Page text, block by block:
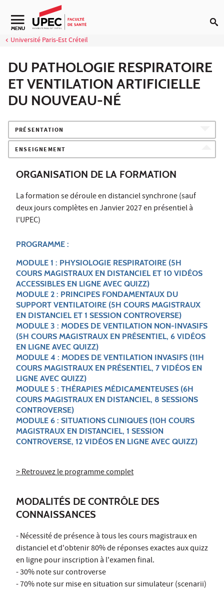
Aller au contenu
Navigation secondaire
MENU
Université Paris-Est Créteil
DU PATHOLOGIE RESPIRATOIRE
ET VENTILATION ARTIFICIELLE
DU NOUVEAU-NÉ
PRÉSENTATION
ENSEIGNEMENT
ORGANISATION DE LA FORMATION
La formation se déroule en distanciel synchrone (sauf
deux jours complètes en Janvier 2027 en présentiel à
l'UPEC)
PROGRAMME :
MODULE 1 : PHYSIOLOGIE RESPIRATOIRE (5H
COURS MAGISTRAUX EN DISTANCIEL ET 10 VIDÉOS
ACCESSIBLES EN LIGNE AVEC QUIZZ)
MODULE 2 : PRINCIPES FONDAMENTAUX DU
SUPPORT VENTILATOIRE (5H COURS MAGISTRAUX
EN DISTANCIEL ET 1 SESSION CONTROVERSE)
MODULE 3 : MODES DE VENTILATION NON-INVASIFS
(5H COURS MAGISTRAUX EN PRÉSENTIEL, 6 VIDÉOS
EN LIGNE AVEC QUIZZ)
MODULE 4 : MODES DE VENTILATION INVASIFS (11H
COURS MAGISTRAUX EN PRÉSENTIEL, 7 VIDÉOS EN
LIGNE AVEC QUIZZ)
MODULE 5 : THÉRAPIES MÉDICAMENTEUSES (6H
COURS MAGISTRAUX EN DISTANCIEL, 8 SESSIONS
CONTROVERSE)
MODULE 6 : SITUATIONS CLINIQUES (10H COURS
MAGISTRAUX EN DISTANCIEL, 1 SESSION
CONTROVERSE, 12 VIDÉOS EN LIGNE AVEC QUIZZ)
> Retrouvez le programme complet
MODALITÉS DE CONTRÔLE DES
CONNAISSANCES
- Nécessité de présence à tous les cours magistraux en
distanciel et d'obtenir 80% de réponses exactes aux quizz
en ligne pour inscription à l'examen final.
- 30% note sur controverse
- 70% note sur mise en situation sur simulateur (scenarii)